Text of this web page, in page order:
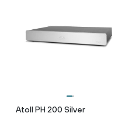
Atoll PH 200 Silver